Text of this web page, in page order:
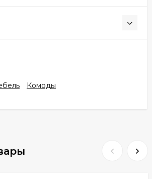
Комоды